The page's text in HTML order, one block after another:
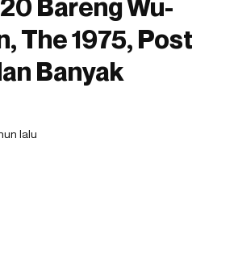
Bareng Wu-
The 1975, Post
Banyak
lalu